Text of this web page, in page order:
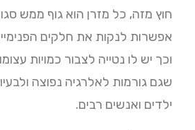
חוץ מזה, כל מזרן הוא גוף ממש
אפשרות לנקות את חלקים
וכך יש לו נטייה לצבור כמויות
שגם גורמות לאלרגיה נפוצה
ילדים ואנשים רבים.